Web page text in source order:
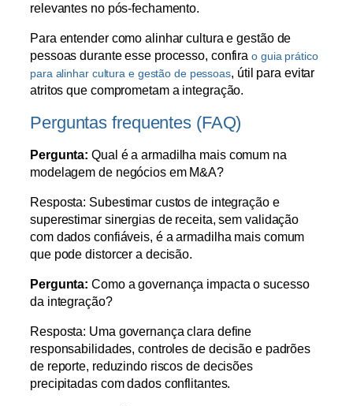
relevantes no pós‑fechamento.
Para entender como alinhar cultura e gestão de
pessoas durante esse processo, confirao guia prático
para alinhar cultura e gestão de pessoas, útil para evitar
atritos que comprometam a integração.
Perguntas frequentes (FAQ)
Pergunta: Qual é a armadilha mais comum na
modelagem de negócios em M&A?
Resposta: Subestimar custos de integração e
superestimar sinergias de receita, sem validação
com dados confiáveis, é a armadilha mais comum
que pode distorcer a decisão.
Pergunta: Como a governança impacta o sucesso
da integração?
Resposta: Uma governança clara define
responsabilidades, controles de decisão e padrões
de reporte, reduzindo riscos de decisões
precipitadas com dados conflitantes.